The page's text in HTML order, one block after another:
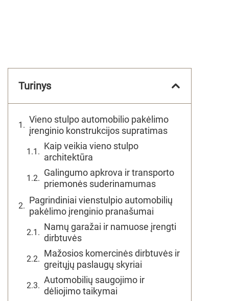
Turinys
Vieno stulpo automobilio pakėlimo
įrenginio konstrukcijos supratimas
Kaip veikia vieno stulpo
architektūra
Galingumo apkrova ir transporto
priemonės suderinamumas
Pagrindiniai vienstulpio automobilių
pakėlimo įrenginio pranašumai
Namų garažai ir namuose įrengti
dirbtuvės
Mažosios komercinės dirbtuvės ir
greitųjų paslaugų skyriai
Automobilių saugojimo ir
dėliojimo taikymai